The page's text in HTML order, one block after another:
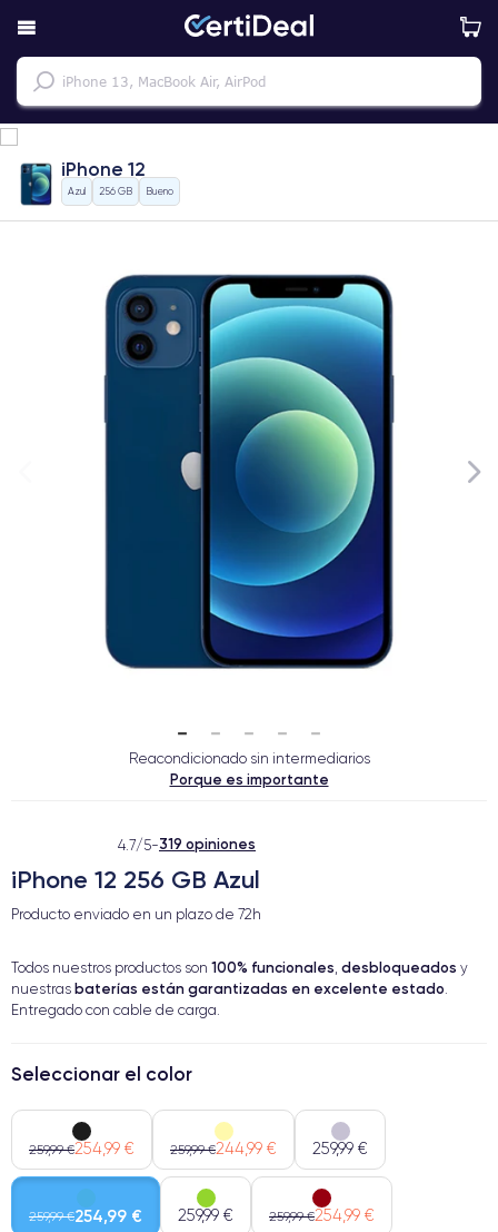
iPhone 12
Azul 256 GB Bueno
Reacondicionado sin intermediarios
Porque es importante
4.7/5-319 opiniones
iPhone 12 256 GB Azul
Producto enviado en un plazo de 72h
Todos nuestros productos son 100% funcionales, desbloqueados y
nuestras baterías están garantizadas en excelente estado.
Entregado con cable de carga.
Seleccionar el color
259,99 €254,99 € 259,99 €244,99 € 259,99 €
259,99 €254,99 € 259,99 € 259,99 €254,99 €